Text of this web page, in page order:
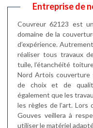
Entreprise de
Couvreur 62123 est
domaine de la
d’expérience.
réaliser tous travaux
tuile, l’étanchéité
Nord Artois couverture
de choix et de
également que les
les règles de l’art. Lors
Gouves veillera à
utiliser le matériel